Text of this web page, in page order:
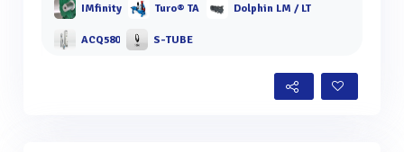
IMfinity Turo® TA Dolphin LM / LT
ACQ580 S-TUBE